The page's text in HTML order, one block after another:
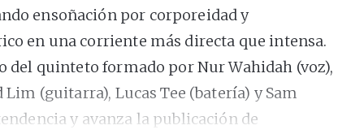
ensoñación por corporeidad y
en una corriente más directa que intensa.
del quinteto formado por Nur Wahidah (voz),
(guitarra), Lucas Tee (batería) y Sam
y avanza la publicación de